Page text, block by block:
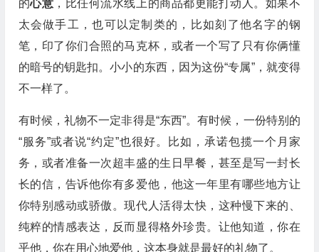
的心意 ，比任何流水线上的商品都更能打动人。如果不
太会做手工，也可以定制类的，比如刻了他名字的钢
笔，印了你们合照的马克杯，或者一个写了只有你俩懂
的暗号的钥匙扣。小小的东西，因为这份“专属”，就变得
不一样了。
有时候，礼物不一定非得是“东西”。有时候，一份特别的
“服务”或者说“约定”也很好。比如，承诺包揽一个月家
务，或者准备一次超丰盛的生日早餐，甚至是写一封长
长的信，告诉他你有多爱他，他这一年里有哪些地方让
你特别感动或骄傲。现代人活得太快，这种慢下来的、
纯粹的情感表达，反而显得格外珍贵。让他知道，你在
乎他，你在用心地爱他，这本身就是最好的礼物了。